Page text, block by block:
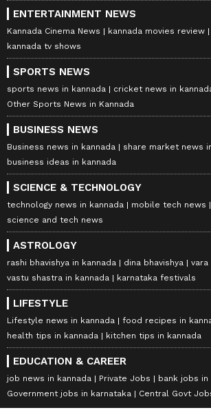
ENTERTAINMENT NEWS
Kannada Cinema News kannada movies review
kannada tv shows
SPORTS NEWS
sports news in kannada
cricket news in
Other Sports News in Kannada
BUSINESS NEWS
Business news in kannada
share market news
business ideas in kannada
SCIENCE & TECHNOLOGY
technology news in kannada
mobile tech news
science and tech news
ASTROLOGY
rashi bhavishya in kannada dina bhavishya
vara
vastu shastra in kannada
karnataka festivals
LIFESTYLE
Lifestyle news in kannada
food recipes in
health tips in kannada
kitchen tips in kannada
EDUCATION & CAREER
job news in kannada Private Jobs
bank jobs in
Government jobs in karnataka
Central Govt